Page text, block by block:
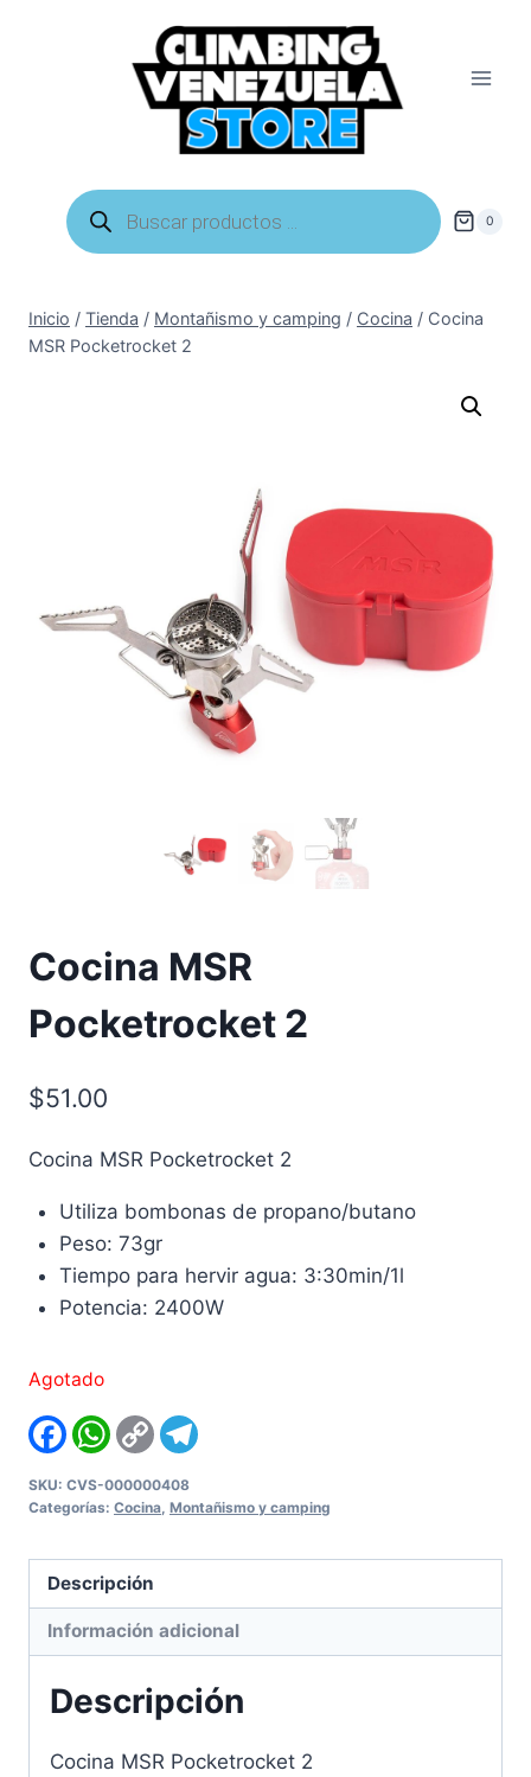
Búsqueda
de
productos
0
Inicio / Tienda / Montañismo y camping / Cocina / Cocina
MSR Pocketrocket 2
Cocina MSR
Pocketrocket 2
$51.00
Cocina MSR Pocketrocket 2
Utiliza bombonas de propano/butano
Peso: 73gr
Tiempo para hervir agua: 3:30min/1l
Potencia: 2400W
Agotado
FacebookWhatsApp
Copy
Link
SKU: CVS-000000408
Categorías: Cocina, Montañismo y camping
Descripción
Información adicional
Descripción
Cocina MSR Pocketrocket 2